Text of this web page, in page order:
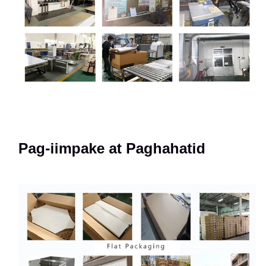
Pag-iimpake at Paghahatid